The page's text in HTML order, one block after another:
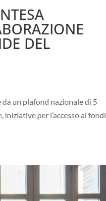
DEL
un plafond nazionale di 5
per l’accesso ai fondi